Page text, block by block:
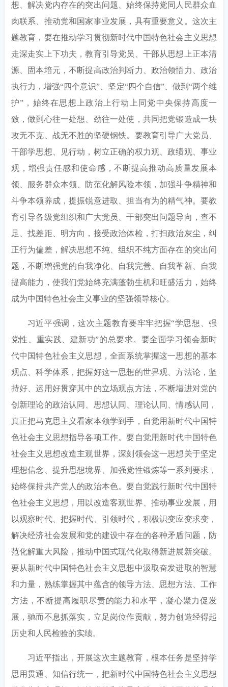
想、解决党内存在的突出问题、始终保持党同人民群众血
肉联系、推动党和国家事业发展，具有重要意义。这次主
题教育，要在推动学习贯彻新时代中国特色社会主义思想
走深走实上下功夫，教育引导党员、干部从思想上正本清
源、固本培元，不断提高政治判断力、政治领悟力、政治
执行力，增强“四个意识”、坚定“四个自信”、做到“两个维
护”，始终在思想上政治上行动上同党中央保持高度一
致，做到心往一处想、劲往一处使，共同把党锻造成一块
攻无不克、战无不胜的坚硬钢铁。要教育引导广大党员、
干部学思想、见行动，树立正确的权力观、政绩观、事业
观，增强责任感和使命感，不断提高推动高质量发展本
领、服务群众本领、防范化解风险本领，加强斗争精神和
斗争本领养成，提振锐意进取、担当有为的精气神。要教
育引导各级党组织和广大党员、干部突出问题导向，查不
足、找差距、明方向，接受政治体检，打扫政治灰尘，纠
正行为偏差，解决思想不纯、组织不纯方面存在的突出问
题，不断增强党的自我净化、自我完善、自我革新、自我
提高能力，使我们党始终充满蓬勃生机和旺盛活力，始终
成为中国特色社会主义事业的坚强领导核心。
习近平强调，这次主题教育要牢牢把握“学思想、强
党性、重实践、建新功”的总要求。要全面学习领会新时
代中国特色社会主义思想，全面系统掌握这一思想的基本
观点、科学体系，把握好这一思想的世界观、方法论，坚
持好、运用好贯穿其中的立场观点方法，不断增进对党的
创新理论的政治认同、思想认同、理论认同、情感认同，
真正把马克思主义看家本领学到手，自觉用新时代中国特
色社会主义思想指导各项工作。要自觉用新时代中国特色
社会主义思想改造主观世界，深刻领会这一思想关于坚定
理想信念、提升思想境界、加强党性锻炼等一系列要求，
始终保持共产党人的政治本色。要自觉践行新时代中国特
色社会主义思想，用以改造客观世界、推动事业发展，用
以观察时代、把握时代、引领时代，积极识变应变求变，
解决经济社会发展和党的建设中存在的各种矛盾问题，防
范化解重大风险，推动中国式现代化取得新进展新突破。
要从新时代中国特色社会主义思想中汲取奋发进取的智慧
和力量，熟练掌握其中蕴含的领导方法、思想方法、工作
方法，不断提高履职尽责的能力和水平，凝心聚力促发
展，驰而不息抓落实，立足岗位作贡献，努力创造经得起
历史和人民检验的实绩。
习近平指出，开展这次主题教育，根本任务是坚持学
思用贯通、知信行统一，把新时代中国特色社会主义思想